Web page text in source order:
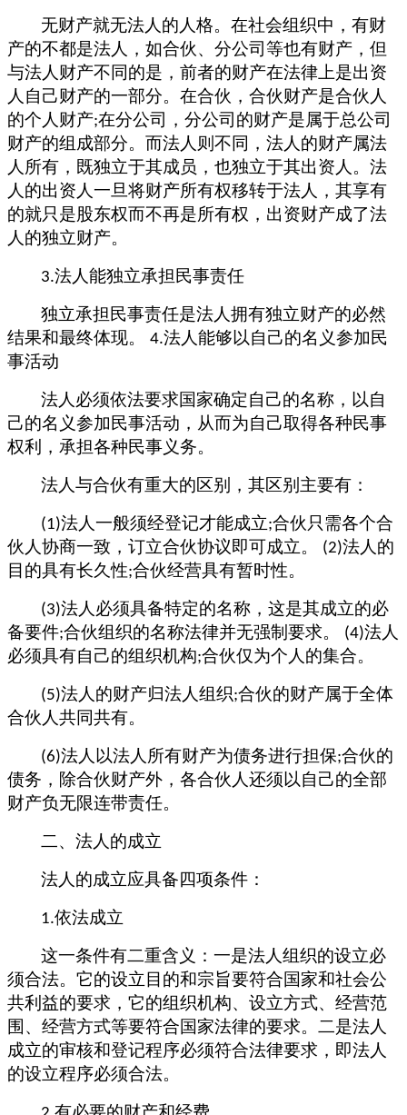
无财产就无法人的人格。在社会组织中，有财
产的不都是法人，如合伙、分公司等也有财产，但
与法人财产不同的是，前者的财产在法律上是出资
人自己财产的一部分。在合伙，合伙财产是合伙人
的个人财产;在分公司，分公司的财产是属于总公司
财产的组成部分。而法人则不同，法人的财产属法
人所有，既独立于其成员，也独立于其出资人。法
人的出资人一旦将财产所有权移转于法人，其享有
的就只是股东权而不再是所有权，出资财产成了法
人的独立财产。
3.法人能独立承担民事责任
独立承担民事责任是法人拥有独立财产的必然
结果和最终体现。
4.法人能够以自己的名义参加民
事活动
法人必须依法要求国家确定自己的名称，以自
己的名义参加民事活动，从而为自己取得各种民事
权利，承担各种民事义务。
法人与合伙有重大的区别，其区别主要有：
(1)法人一般须经登记才能成立;合伙只需各个合
伙人协商一致，订立合伙协议即可成立。
(2)法人的
目的具有长久性;合伙经营具有暂时性。
(3)法人必须具备特定的名称，这是其成立的必
备要件;合伙组织的名称法律并无强制要求。 (4)法人
必须具有自己的组织机构;合伙仅为个人的集合。
(5)法人的财产归法人组织;合伙的财产属于全体
合伙人共同共有。
(6)法人以法人所有财产为债务进行担保;合伙的
债务，除合伙财产外，各合伙人还须以自己的全部
财产负无限连带责任。
二、法人的成立
法人的成立应具备四项条件：
1.依法成立
这一条件有二重含义：一是法人组织的设立必
须合法。它的设立目的和宗旨要符合国家和社会公
共利益的要求，它的组织机构、设立方式、经营范
围、经营方式等要符合国家法律的要求。二是法人
成立的审核和登记程序必须符合法律要求，即法人
的设立程序必须合法。